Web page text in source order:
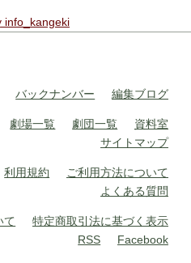
info_kangeki
バックナンバー 編集ブログ
劇場一覧 劇団一覧
資料室
サイトマップ
利用規約
ご利用方法について
よくある質問
て
特定商取引法に基づく表示
RSS
Facebook